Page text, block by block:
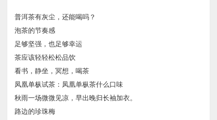
普洱茶有灰尘，还能喝吗？
泡茶的节奏感
足够坚强，也足够幸运
茶应该轻轻松松品饮
看书，静坐，冥想，喝茶
凤凰单枞试茶：凤凰单枞茶什么口味
秋雨一场微微见凉，早出晚归长袖加衣。
路边的珍珠梅